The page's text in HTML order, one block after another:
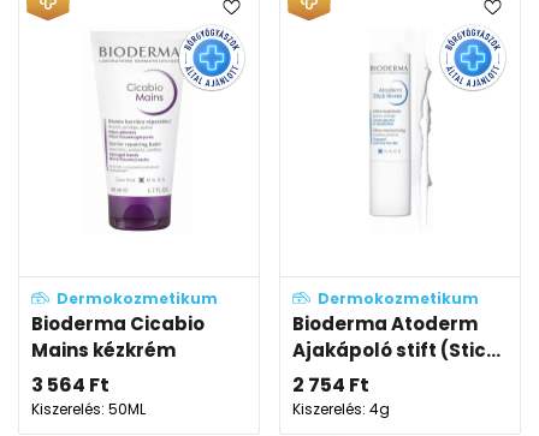
Dermokozmetikum
Bioderma Cicabio
Mains kézkrém
3 564 Ft
Kiszerelés: 50ML
Dermokozmetikum
Bioderma Atoderm
Ajakápoló stift (Stic...
2 754 Ft
Kiszerelés: 4g